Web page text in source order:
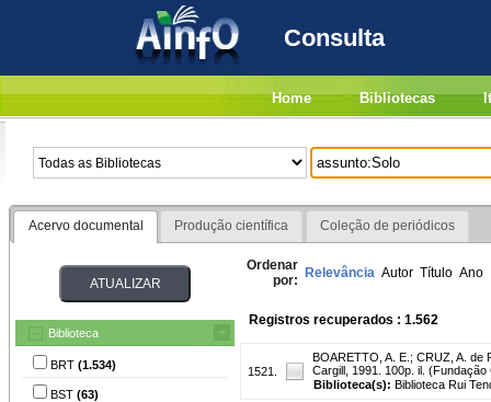
Consulta
Home Bibliotecas
Acervo documental Produção científica Coleção de periódicos
Biblioteca
BRT (1.534)
BST (63)
Ordenar
por: Relevância Autor Título Ano
Registros recuperados : 1.562
1521.
BOARETTO, A. E. ; CRUZ, A. de
Cargill, 1991. 100p. il. (Fundação
Biblioteca(s): Biblioteca Rui